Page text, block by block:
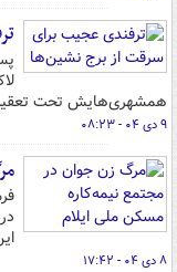
همشهری‌هایش تحت
۹ دی ۰۴ - ۰۸:۲۳
۸ دی ۰۴ - ۱۷:۴۲